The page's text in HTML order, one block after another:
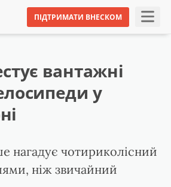
ПІДТРИМАТИ ВНЕСКОМ
вантажні
у
нагадує чотириколісний
ніж звичайний